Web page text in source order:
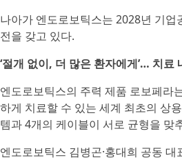
나아가 엔도로보틱스는 2028년 기
전을 갖고 있다.
‘절개 없이, 더 많은 환자에게’… 치료
엔도로보틱스의 주력 제품 로보페라
하게 치료할 수 있는 세계 최초의 상
템과 4개의 케이블이 서로 균형을 맞
엔도로보틱스 김병곤·홍대희 공동